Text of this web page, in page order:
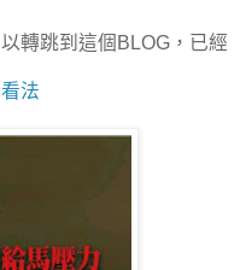
轉跳到這個BLOG，已經
法